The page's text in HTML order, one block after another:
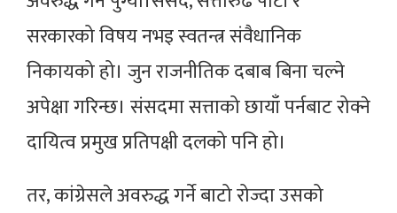
सरकारको विषय नभइ स्वतन्त्र संवैधानिक
निकायको हो। जुन राजनीतिक दबाब बिना चल्ने
अपेक्षा गरिन्छ। संसदमा सत्ताको छायाँ पर्नबाट रोक्ने
दायित्व प्रमुख प्रतिपक्षी दलको पनि हो।
तर, कांग्रेसले अवरुद्ध गर्ने बाटो रोज्दा उसको